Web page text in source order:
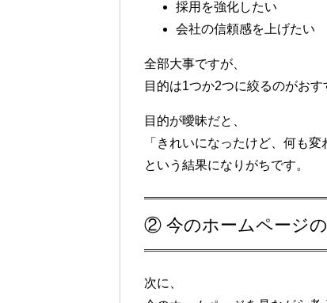
採用を強化したい
会社の信頼感を上げたい
全部大事ですが、
目的は1つか2つに絞るのがおす
目的が曖昧だと、
「きれいになったけど、何も変
という結果になりがちです。
② 今のホームページ
次に、